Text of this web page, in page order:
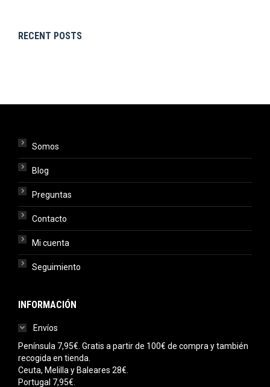
RECENT POSTS
Somos
Blog
Preguntas
Contacto
Mi cuenta
Seguimiento
INFORMACIÓN
Envíos
Península 7,95€. Gratis a partir de 100€ de compra y también
recogida en tienda.
Ceuta, Melilla y Baleares 28€.
Portugal 7,95€.